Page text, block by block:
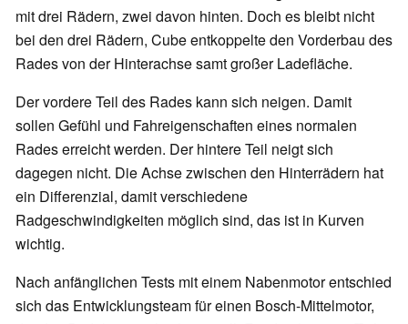
mit drei Rädern, zwei davon hinten. Doch es bleibt nicht
bei den drei Rädern, Cube entkoppelte den Vorderbau des
Rades von der Hinterachse samt großer Ladefläche.
Der vordere Teil des Rades kann sich neigen. Damit
sollen Gefühl und Fahreigenschaften eines normalen
Rades erreicht werden. Der hintere Teil neigt sich
dagegen nicht. Die Achse zwischen den Hinterrädern hat
ein Differenzial, damit verschiedene
Radgeschwindigkeiten möglich sind, das ist in Kurven
wichtig.
Nach anfänglichen Tests mit einem Nabenmotor entschied
sich das Entwicklungsteam für einen Bosch-Mittelmotor,